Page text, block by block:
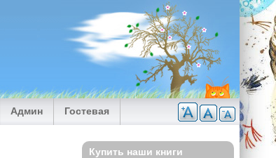
Админ Гостевая
Купить наши книги